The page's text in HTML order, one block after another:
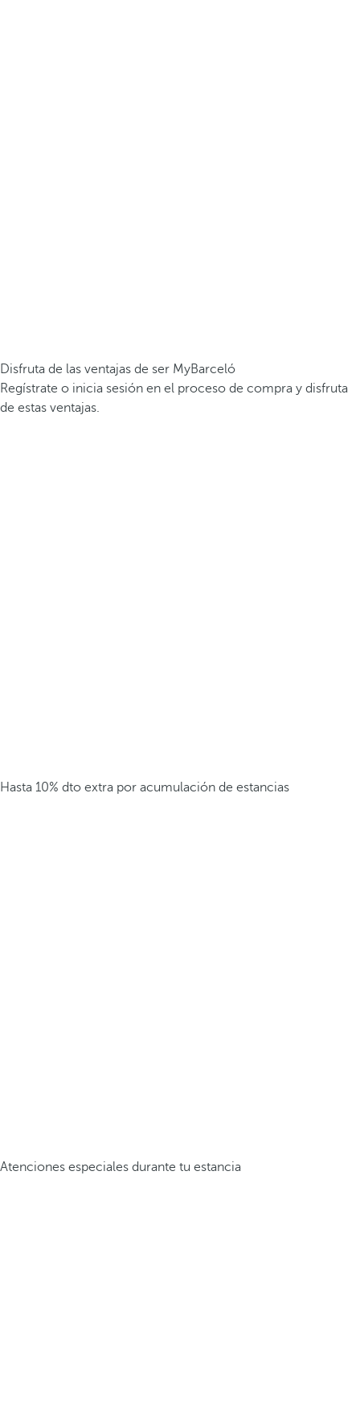
Disfruta de las ventajas de ser MyBarceló
Regístrate o inicia sesión en el proceso de compra y disfruta
de estas ventajas.
Hasta 10% dto extra por acumulación de estancias
Atenciones especiales durante tu estancia